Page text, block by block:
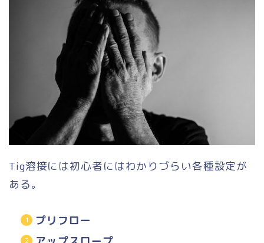
Tig溶接には初心者にはわかりづらい各種設定が
ある。
プリフロー